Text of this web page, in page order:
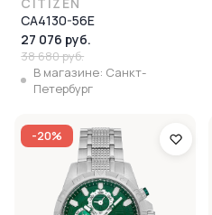
CA4130-56E
27 076 руб.
38 680 руб.
В магазине: Санкт-
Петербург
-20%